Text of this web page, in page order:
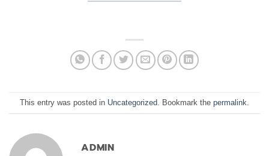
This entry was posted in Uncategorized . Bookmark the permalink
ADMIN